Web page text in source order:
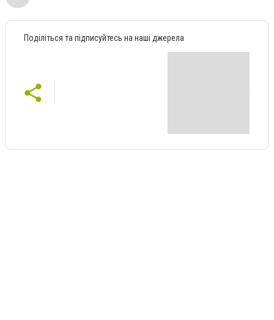
Поділіться та підписуйтесь на наші джерела